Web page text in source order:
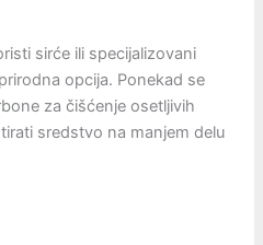
sirće ili specijalizovani
opcija. Ponekad se
za čišćenje osetljivih
sredstvo na manjem delu